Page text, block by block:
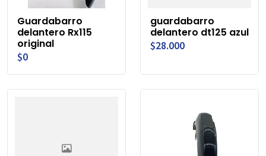
Guardabarro
delantero Rx115
original
$0
guardabarro
delantero dt125 azul
$28.000